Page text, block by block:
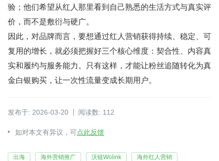
验；他们希望从红人那里看到自己熟悉的生活方式与真实评
价，而不是敷衍与硬广。
因此，对品牌而言，要想通过红人营销获得持续、稳定、可
复用的增长，就必须把握好三个核心维度：契合性、内容真
实和履约与服务能力。只有这样，才能让粉丝追随转化为真
金白银购买，让一次性流量变成长期用户。
发布于: 2026-03-20 阅读数: 112
如对本文有异议，可点此反馈
出海 海外营销推广 沃链Wolink 海外红人营销